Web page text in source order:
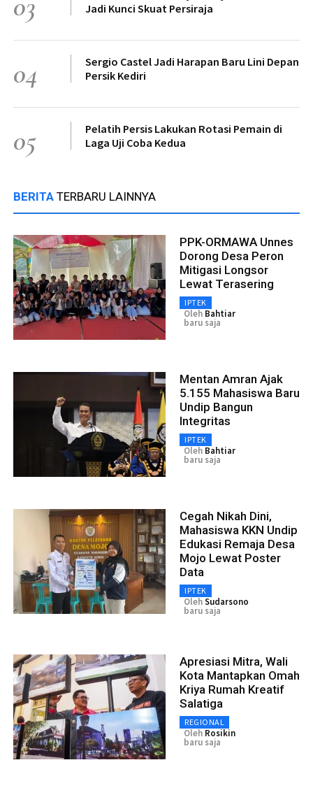
Jadi Kunci Skuat Persiraja
04
Sergio Castel Jadi Harapan Baru Lini Depan
Persik Kediri
05
Pelatih Persis Lakukan Rotasi Pemain di
Laga Uji Coba Kedua
BERITA TERBARU LAINNYA
PPK-ORMAWA Unnes
Dorong Desa Peron
Mitigasi Longsor
Lewat Terasering
IPTEK
Oleh Bahtiar
baru saja
Mentan Amran Ajak
5.155 Mahasiswa Baru
Undip Bangun
Integritas
IPTEK
Oleh Bahtiar
baru saja
Cegah Nikah Dini,
Mahasiswa KKN Undip
Edukasi Remaja Desa
Mojo Lewat Poster
Data
IPTEK
OlehSudarsono
baru saja
Apresiasi Mitra, Wali
Kota Mantapkan Omah
Kriya Rumah Kreatif
Salatiga
REGIONAL
Oleh Rosikin
baru saja